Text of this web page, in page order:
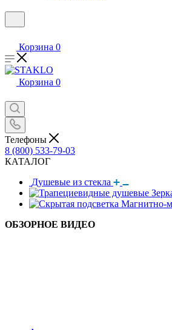
Корзина 0
Корзина 0
Телефоны
8 (800) 533-79-03
КАТАЛОГ
Душевые из стекла
Магнитно-
ОБЗОРНОЕ ВИДЕО